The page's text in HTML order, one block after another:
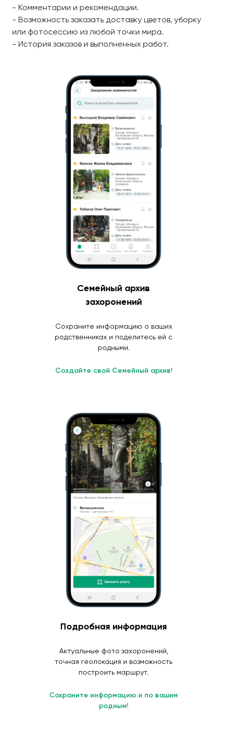
- Комментарии и рекомендации.
- Возможность заказать доставку цветов, уборку
или фотосессию из любой точки мира.
- История заказов и выполненных работ.
Семейный архив
захоронений
Сохраните информацию о ваших
родственниках и поделитесь ей с
родными.
Создайте свой Семейный архив!
Подробная информация
Актуальные фото захоронений,
точная геолокация и возможность
построить маршрут.
Сохраните информацию и по вашим
родным!